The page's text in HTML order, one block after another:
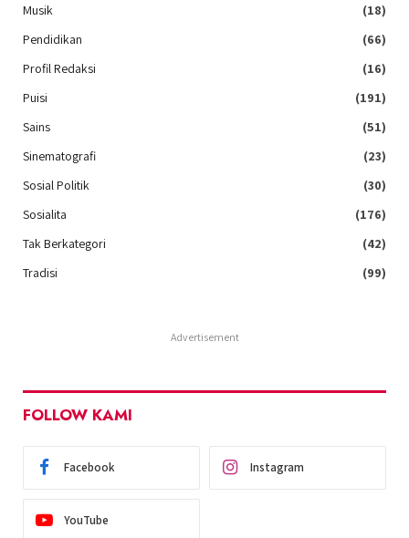
Musik
(18)
Pendidikan
(66)
Profil Redaksi
(16)
Puisi
(191)
Sains
(51)
Sinematografi
(23)
Sosial Politik
(30)
Sosialita
(176)
Tak Berkategori
(42)
Tradisi
(99)
Advertisement
FOLLOW KAMI
Facebook Instagram
YouTube